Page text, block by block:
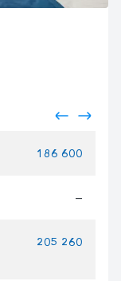
186 600
—
205 260